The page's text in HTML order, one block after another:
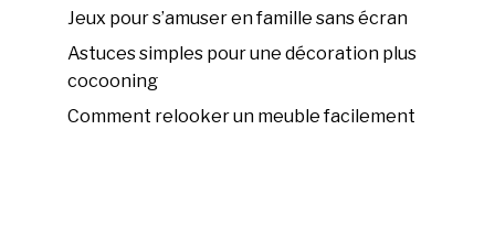
Jeux pour s’amuser en famille sans écran
Astuces simples pour une décoration plus
cocooning
Comment relooker un meuble facilement